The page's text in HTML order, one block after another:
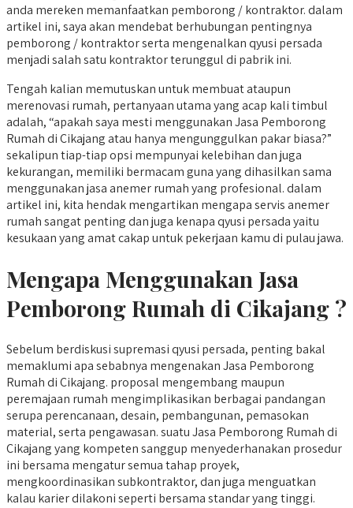
anda mereken memanfaatkan pemborong / kontraktor. dalam
artikel ini, saya akan mendebat berhubungan pentingnya
pemborong / kontraktor serta mengenalkan qyusi persada
menjadi salah satu kontraktor terunggul di pabrik ini.
Tengah kalian memutuskan untuk membuat ataupun
merenovasi rumah, pertanyaan utama yang acap kali timbul
adalah, “apakah saya mesti menggunakan Jasa Pemborong
Rumah di Cikajang atau hanya mengunggulkan pakar biasa?”
sekalipun tiap-tiap opsi mempunyai kelebihan dan juga
kekurangan, memiliki bermacam guna yang dihasilkan sama
menggunakan jasa anemer rumah yang profesional. dalam
artikel ini, kita hendak mengartikan mengapa servis anemer
rumah sangat penting dan juga kenapa qyusi persada yaitu
kesukaan yang amat cakap untuk pekerjaan kamu di pulau jawa.
Mengapa Menggunakan Jasa
Pemborong Rumah di Cikajang ?
Sebelum berdiskusi supremasi qyusi persada, penting bakal
memaklumi apa sebabnya mengenakan Jasa Pemborong
Rumah di Cikajang. proposal mengembang maupun
peremajaan rumah mengimplikasikan berbagai pandangan
serupa perencanaan, desain, pembangunan, pemasokan
material, serta pengawasan. suatu Jasa Pemborong Rumah di
Cikajang yang kompeten sanggup menyederhanakan prosedur
ini bersama mengatur semua tahap proyek,
mengkoordinasikan subkontraktor, dan juga menguatkan
kalau karier dilakoni seperti bersama standar yang tinggi.